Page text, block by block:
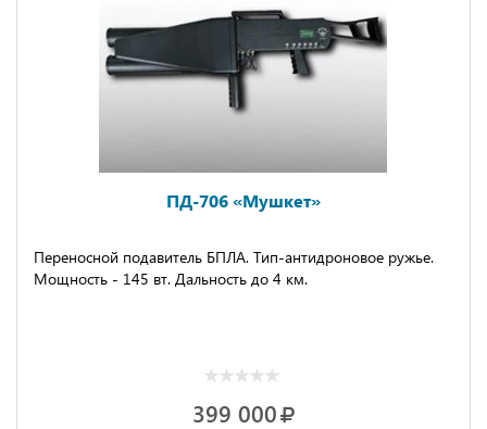
ПД-706 «Мушкет»
Переносной подавитель БПЛА. Тип-антидроновое ружье.
Мощность - 145 вт. Дальность до 4 км.
399 000